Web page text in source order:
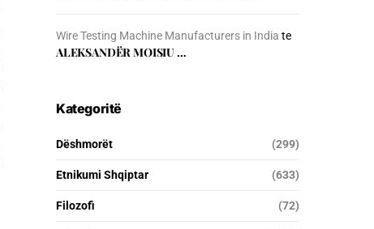
Wire Testing Machine Manufacturers in India te
ALEKSANDËR MOISIU …
Kategoritë
Dëshmorët (299)
Etnikumi Shqiptar (633)
Filozofi (72)